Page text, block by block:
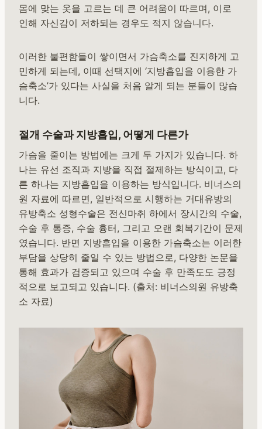
몸에 맞는 옷을 고르는 데 큰 어려움이 따르며, 이로
인해 자신감이 저하되는 경우도 적지 않습니다.
이러한 불편함들이 쌓이면서 가슴축소를 진지하게 고
민하게 되는데, 이때 선택지에 ‘지방흡입을 이용한 가
슴축소’가 있다는 사실을 처음 알게 되는 분들이 많습
니다.
절개 수술과 지방흡입, 어떻게 다른가
가슴을 줄이는 방법에는 크게 두 가지가 있습니다. 하
나는 유선 조직과 지방을 직접 절제하는 방식이고, 다
른 하나는 지방흡입을 이용하는 방식입니다. 비너스의
원 자료에 따르면, 일반적으로 시행하는 거대유방의
유방축소 성형수술은 전신마취 하에서 장시간의 수술,
수술 후 통증, 수술 흉터, 그리고 오랜 회복기간이 문제
였습니다. 반면 지방흡입을 이용한 가슴축소는 이러한
부담을 상당히 줄일 수 있는 방법으로, 다양한 논문을
통해 효과가 검증되고 있으며 수술 후 만족도도 긍정
적으로 보고되고 있습니다. (출처: 비너스의원 유방축
소 자료)